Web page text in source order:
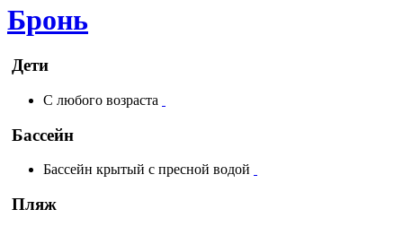
Бронь
Дети
С любого возраста
Бассейн
Бассейн крытый с пресной водой
Пляж